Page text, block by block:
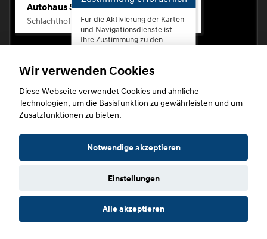
Autohaus Scherhag
Schlachthofstr. 68, 56073 Koblenz-Rauental
Für die Aktivierung der Karten-
und Navigationsdienste ist
Ihre Zustimmung zu den
erforderlich.
Zustimmen
Copyright © 2026. Autohaus Scherhag
Datenschutz Impressum
Wir verwenden Cookies
Diese Webseite verwendet Cookies und ähnliche
Technologien, um die Basisfunktion zu gewährleisten und um
Zusatzfunktionen zu bieten.
Notwendige akzeptieren
Einstellungen
Alle akzeptieren